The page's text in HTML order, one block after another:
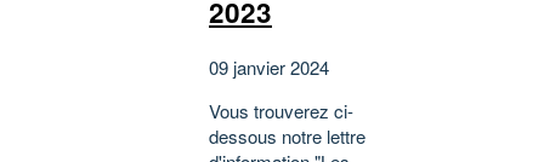
2023
09 janvier 2024
Vous trouverez ci-
dessous notre lettre